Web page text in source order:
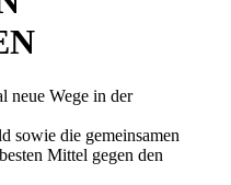
neue Wege in der
sowie die gemeinsamen
Mittel gegen den